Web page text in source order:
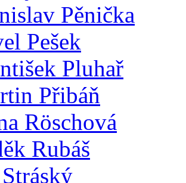
Pěnička
Pešek
Pluhař
Přibáň
Röschová
Rubáš